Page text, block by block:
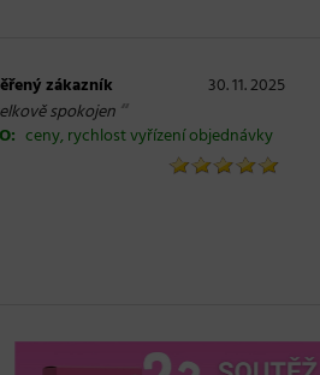
zákazník 30. 11. 2025
spokojen “
ceny, rychlost vyřízení objednávky